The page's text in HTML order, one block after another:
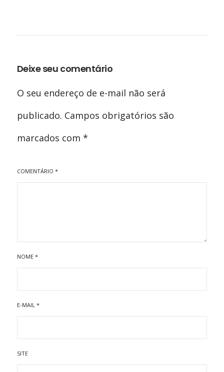
Deixe seu comentário
O seu endereço de e-mail não será
publicado. Campos obrigatórios são
marcados com *
COMENTÁRIO *
NOME *
E-MAIL *
SITE